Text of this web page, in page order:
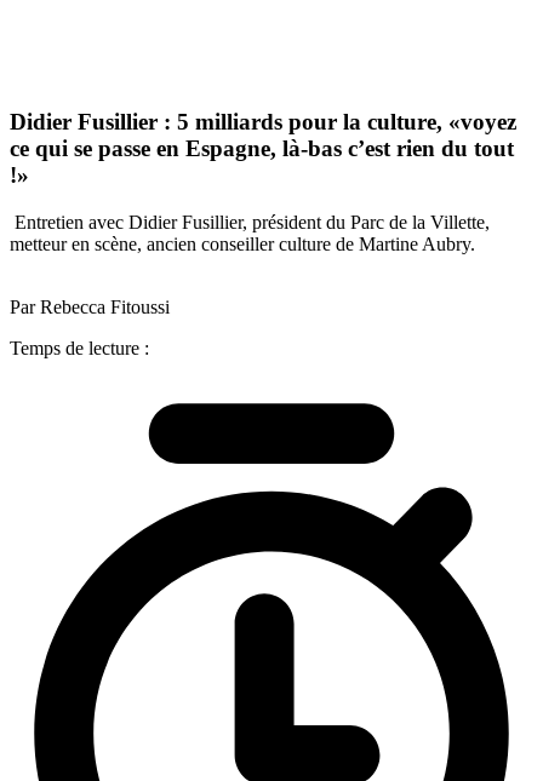
Didier Fusillier : 5 milliards pour la culture, «voyez
ce qui se passe en Espagne, là-bas c’est rien du tout
!»
Entretien avec Didier Fusillier, président du Parc de la Villette,
metteur en scène, ancien conseiller culture de Martine Aubry.
Par Rebecca Fitoussi
Temps de lecture :